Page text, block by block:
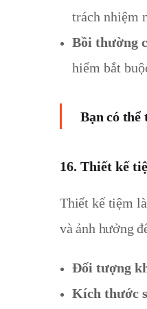
trách nhiệm
Bồi thường
hiểm bắt
Bạn có thể
16. Thiết kế
Thiết kế tiệm
và ảnh hưởng
Đối tượng
Kích thước